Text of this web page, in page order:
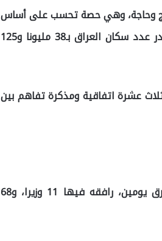
بلغت حصة عدد الحجاج العراقيين 38 ألف حاج وحاجة، وهي حصة تحسب على أساس
أن لكل دولة ألف حاج مقابل كل مليون مسلم من مواطنيها.‎ ويقدر عدد سكان العراق بـ38 مليونا و125
عشرة اتفاقية ومذكرة تفاهم بين
والأربعاء، وصل عبد المهدي إلى الرياض في زيارة رسمية تستغرق يومين، رافقه فيها 11 وزيرا، و68